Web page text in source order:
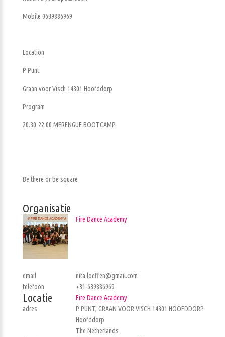
Mobile 0639886969
Location
P Punt
Graan voor Visch 14301 Hoofddorp
Program
20.30-22.00 MERENGUE BOOTCAMP
Be there or be square
Organisatie
Fire Dance Academy
email
nita.loeffen@gmail.com
telefoon
+31-639886969
Locatie
Fire Dance Academy
adres
P PUNT, GRAAN VOOR VISCH 14301 HOOFDDORP
Hoofddorp
The Netherlands